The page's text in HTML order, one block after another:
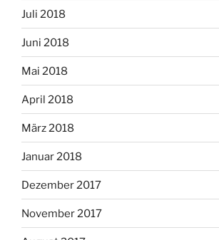
Juli 2018
Juni 2018
Mai 2018
April 2018
März 2018
Januar 2018
Dezember 2017
November 2017